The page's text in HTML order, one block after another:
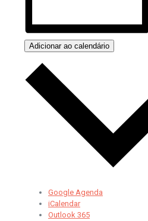
Adicionar ao calendário
Google Agenda
iCalendar
Outlook 365